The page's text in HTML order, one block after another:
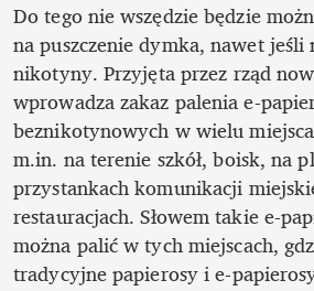
Do tego nie wszędzie będzie
na puszczenie dymka, nawet
nikotyny. Przyjęta przez rząd
wprowadza zakaz palenia e-
beznikotynowych w wielu
m.in. na terenie szkół, boisk, na
przystankach komunikacji
restauracjach. Słowem takie e-
można palić w tych miejscach,
tradycyjne papierosy i e-